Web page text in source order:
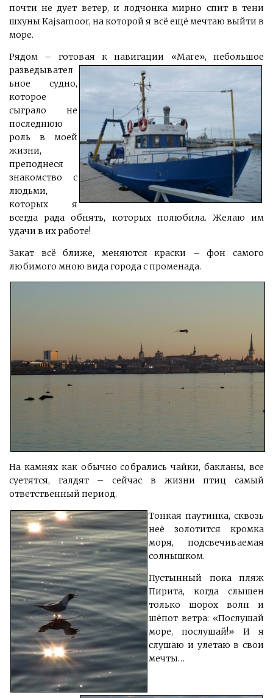
почти не дует ветер, и лодчонка мирно спит в тени
шхуны Kajsamoor, на которой я всё ещё мечтаю выйти в
море.
Рядом – готовая к навигации «Mare», небольшое
разведывател
ьное судно,
которое
сыграло не
последнюю
роль в моей
жизни,
преподнеся
знакомство с
людьми,
которых я
всегда рада обнять, которых полюбила. Желаю им
удачи в их работе!
Закат всё ближе, меняются краски – фон самого
любимого мною вида города с променада.
На камнях как обычно собрались чайки, бакланы, все
суетятся, галдят – сейчас в жизни птиц самый
ответственный период.
Тонкая паутинка, сквозь
неё золотится кромка
моря, подсвечиваемая
солнышком.
Пустынный пока пляж
Пирита, когда слышен
только шорох волн и
шёпот ветра: «Послушай
море, послушай!» И я
слушаю и улетаю в свои
мечты…